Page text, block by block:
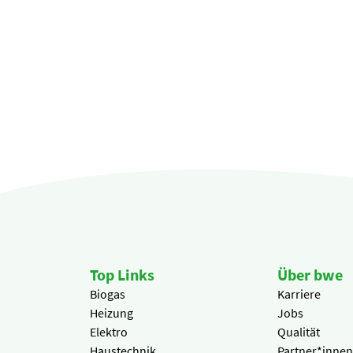
Top Links
Biogas
Heizung
Elektro
Über bwe
Karriere
Jobs
Qualität